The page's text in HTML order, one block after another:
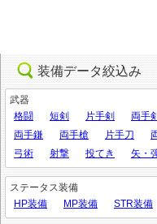
装備データ絞込み
武器
格闘
短剣 片手剣 両手剣
両手鎌
両手槍 片手刀
弓術
射撃 投てき 矢・
ステータス装備
HP装備
MP装備 STR装備